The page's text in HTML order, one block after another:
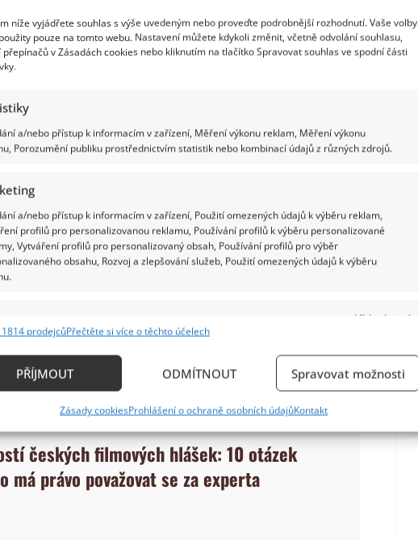
níže vyjádřete souhlas s výše uvedeným nebo proveďte podrobnější rozhodnutí. Vaše volby
pouze na tomto webu. Nastavení můžete kdykoli změnit, včetně odvolání souhlasu,
přepínačů v Zásadách cookies nebo kliknutím na tlačítko Spravovat souhlas ve spodní části
a/nebo přístup k informacím v zařízení, Měření výkonu reklam, Měření výkonu
Porozumění publiku prostřednictvím statistik nebo kombinací údajů z různých zdrojů.
a/nebo přístup k informacím v zařízení, Použití omezených údajů k výběru reklam,
profilů pro personalizovanou reklamu, Používání profilů k výběru personalizované
Vytváření profilů pro personalizovaný obsah, Používání profilů pro výběr
obsahu, Rozvoj a zlepšování služeb, Použití omezených údajů k výběru
Vždy aktivní
zařízení na základě automaticky přenášených informací.
aktivně vyžádaných informací.
bezpečnosti, předcházení a zjišťování podvodů a
chyb, Poskytování a zobrazování reklamy a
prodejcůPřečtěte si více o těchto účelech
PŘÍJMOUT ODMÍTNOUT Spravovat možnosti
Zásady cookiesProhlášení o ochraně osobních údajůKontakt
v roce 1983, patří k nadčasovým seriálům.
podívaná. Děj se odehrává ve vzdálené
do roku 1984, aby získala sešit geniálního školáka
matematický vzorec, který má v budoucnosti
českých filmových hlášek: 10 otázek
má právo považovat se za experta